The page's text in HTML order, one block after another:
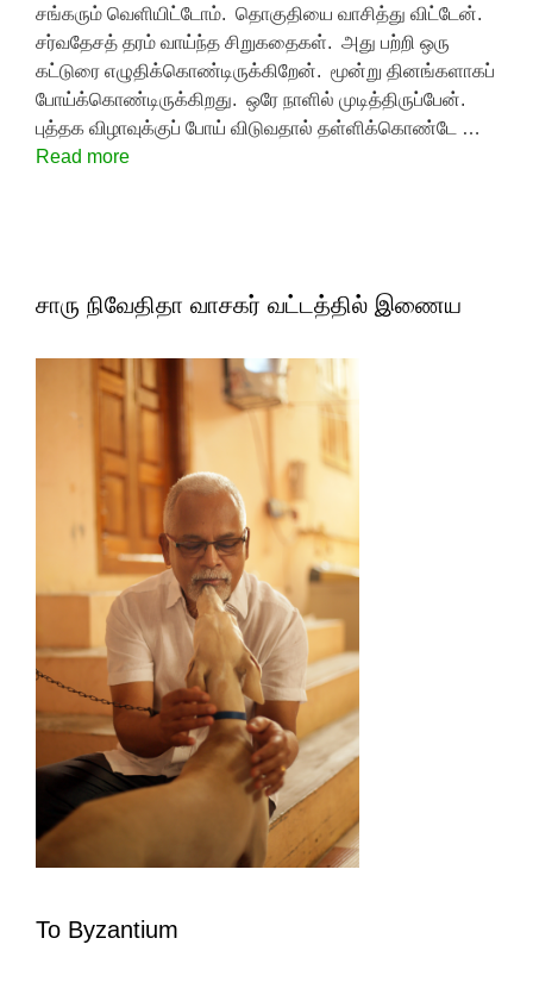
சங்கரும் வெளியிட்டோம். தொகுதியை வாசித்து விட்டேன்.
சர்வதேசத் தரம் வாய்ந்த சிறுகதைகள். அது பற்றி ஒரு
கட்டுரை எழுதிக்கொண்டிருக்கிறேன். மூன்று தினங்களாகப்
போய்க்கொண்டிருக்கிறது. ஒரே நாளில் முடித்திருப்பேன்.
புத்தக விழாவுக்குப் போய் விடுவதால் தள்ளிக்கொண்டே …
Read more
சாரு நிவேதிதா வாசகர் வட்டத்தில் இணைய
To Byzantium